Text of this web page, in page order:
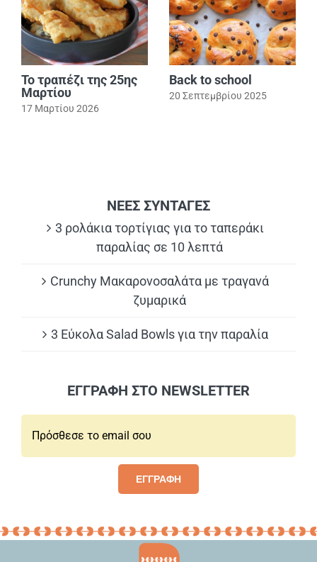
Το τραπέζι της 25ης
Μαρτίου
17 Μαρτίου 2026
Back to school
20 Σεπτεμβρίου 2025
ΝΕΕΣ ΣΥΝΤΑΓΕΣ
3 ρολάκια τορτίγιας για το ταπεράκι
παραλίας σε 10 λεπτά
Crunchy Μακαρονοσαλάτα με τραγανά
ζυμαρικά
3 Εύκολα Salad Bowls για την παραλία
ΕΓΓΡΑΦΗ ΣΤΟ NEWSLETTER
ΕΓΓΡΑΦΗ